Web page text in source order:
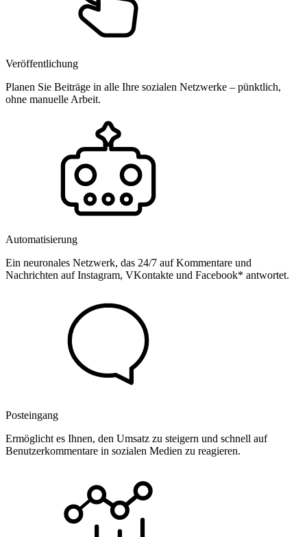
Veröffentlichung
Planen Sie Beiträge in alle Ihre sozialen Netzwerke – pünktlich,
ohne manuelle Arbeit.
Automatisierung
Ein neuronales Netzwerk, das 24/7 auf Kommentare und
Nachrichten auf Instagram, VKontakte und Facebook* antwortet.
Posteingang
Ermöglicht es Ihnen, den Umsatz zu steigern und schnell auf
Benutzerkommentare in sozialen Medien zu reagieren.